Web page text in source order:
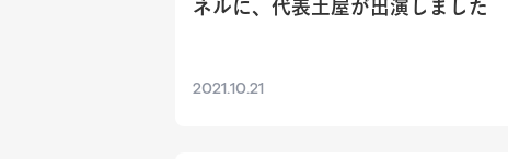
ネルに、代表土屋が出演しました
2021.10.21